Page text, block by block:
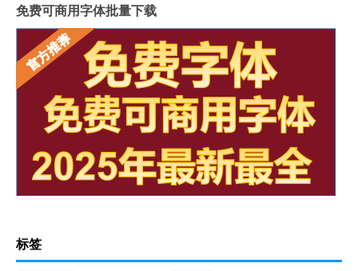
免费可商用字体批量下载
标签